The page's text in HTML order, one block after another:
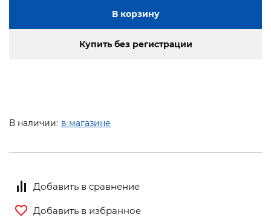
В корзину
Купить без регистрации
В наличии: в магазине
Добавить в сравнение
Добавить в избранное